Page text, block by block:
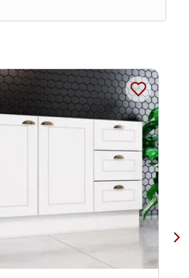
elevadores ou pelo